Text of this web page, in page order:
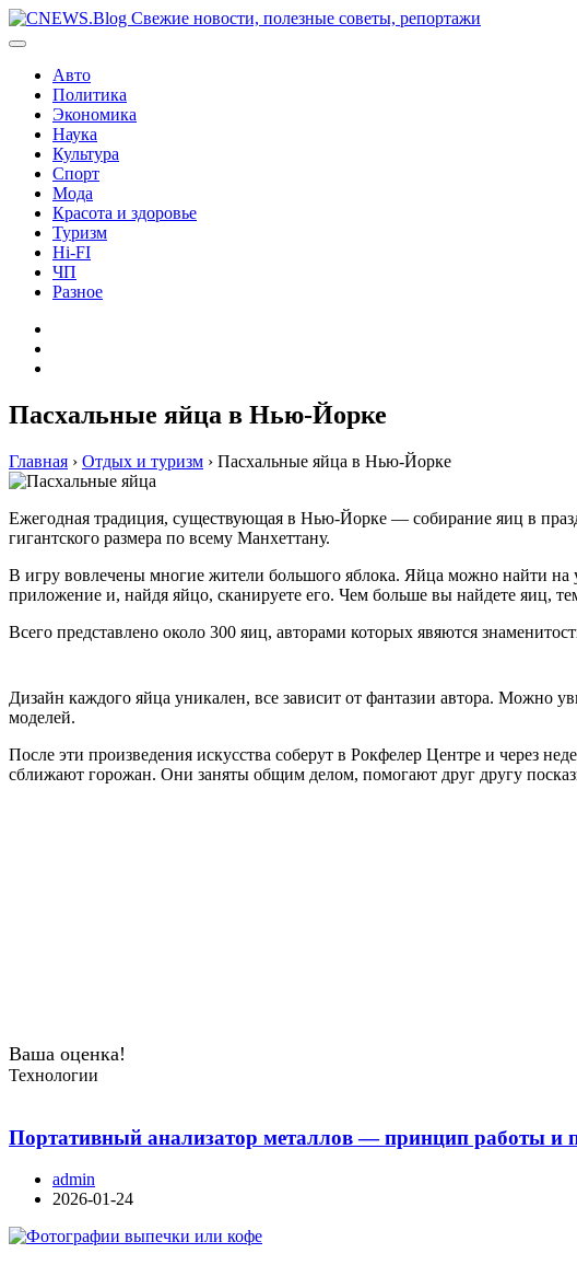
Перейти
к
Авто
Политика
Экономика
Наука
Культура
Спорт
Мода
Красота и здоровье
Туризм
Hi-FI
ЧП
Разное
Пасхальные яйца в Нью-Йорке
Главная › Отдых и туризм › Пасхальные яйца в Нью-Йорке
Ежегодная традиция, существующая в Нью-Йорке — собирание яиц в
гигантского размера по всему Манхеттану.
В игру вовлечены многие жители большого яблока. Яйца можно найти на
приложение и, найдя яйцо, сканируете его. Чем больше вы найдете яиц,
Всего представленo около 300 яиц, авторами которых явяются
Дизайн каждого яйца уникален, все зависит от фантазии автора. Можно
моделей.
После эти произведения искусства соберут в Рокфелер Центре и через
сближают горожан. Они заняты общим делом, помогают друг другу
Ваша оценка!
Технологии
Портативный анализатор металлов — принцип работы и
admin
2026-01-24